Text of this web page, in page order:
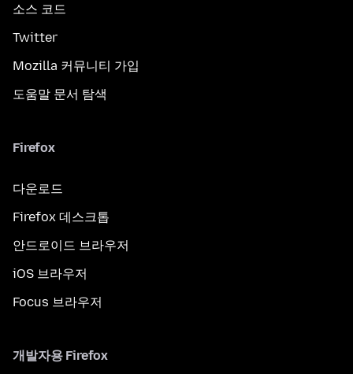
소스 코드
Twitter
Mozilla 커뮤니티 가입
도움말 문서 탐색
Firefox
다운로드
Firefox 데스크톱
안드로이드 브라우저
iOS 브라우저
Focus 브라우저
개발자용 Firefox